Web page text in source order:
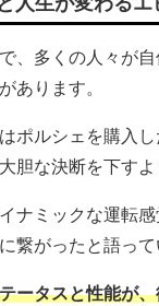
、多くの人々が
あります。
ポルシェを購入
胆な決断を下すよ
ナミックな運転
繋がったと語って
ータスと性能が